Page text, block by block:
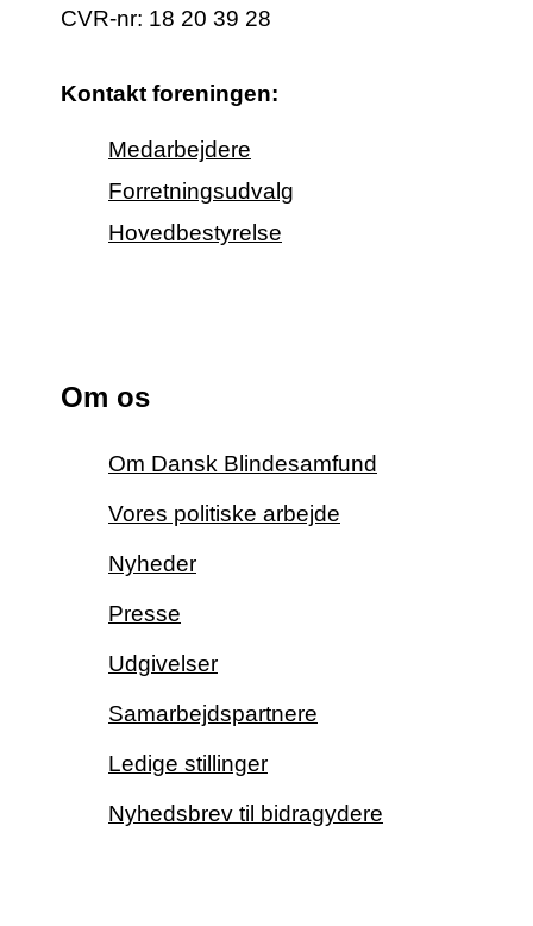
CVR-nr: 18 20 39 28
Kontakt foreningen:
Medarbejdere
Forretningsudvalg
Hovedbestyrelse
Om os
Om Dansk Blindesamfund
Vores politiske arbejde
Nyheder
Presse
Udgivelser
Samarbejdspartnere
Ledige stillinger
Nyhedsbrev til bidragydere